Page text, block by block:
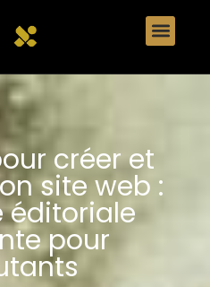
créer et
site web :
éditoriale
pour